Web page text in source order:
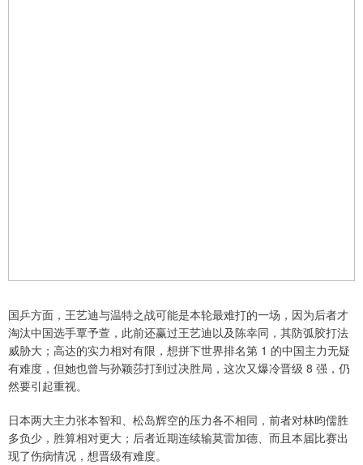
国乒方面，王艺迪与温特之战可能是本轮最难打的一场，因为后者才
淘汰中国选手覃予萱，此前还赢过王艺迪以及陈幸同，其防弧胶打法
威胁大；高达的实力相对有限，想拼下世界排名第 1 的中国主力无疑
有难度，但她也曾与孙颖莎打到过决胜局，这次又爆冷晋级 8 强，仍
然要引起重视。
日本两大主力张本智和、松岛辉空的压力各不相同，前者对林昀儒胜
多负少，胜算相对更大；后者近期连续输莫雷加德、而且本届比赛出
现了伤病情况，想晋级有难度。